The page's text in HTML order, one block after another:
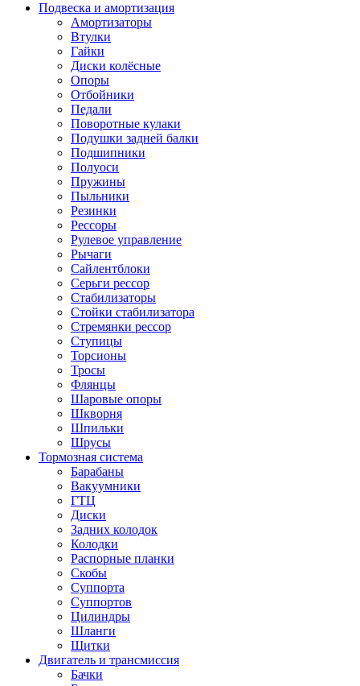
Подвеска и амортизация
Амортизаторы
Втулки
Гайки
Диски колёсные
Опоры
Отбойники
Педали
Поворотные кулаки
Подушки задней балки
Подшипники
Полуоси
Пружины
Пыльники
Резинки
Рессоры
Рулевое управление
Рычаги
Сайлентблоки
Серьги рессор
Стабилизаторы
Стойки стабилизатора
Стремянки рессор
Ступицы
Торсионы
Тросы
Флянцы
Шаровые опоры
Шкворня
Шпильки
Шрусы
Тормозная система
Барабаны
Вакуумники
ГТЦ
Диски
Задних колодок
Колодки
Распорные планки
Скобы
Суппорта
Суппортов
Цилиндры
Шланги
Щитки
Двигатель и трансмиссия
Бачки